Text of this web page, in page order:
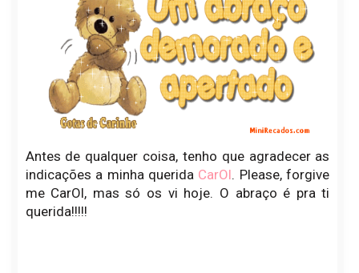
Antes de qualquer coisa, tenho que agradecer as
indicações a minha querida CarOl. Please, forgive
me CarOl, mas só os vi hoje. O abraço é pra ti
querida!!!!!